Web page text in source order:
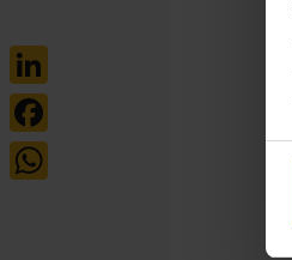
LinkedIn
Facebook